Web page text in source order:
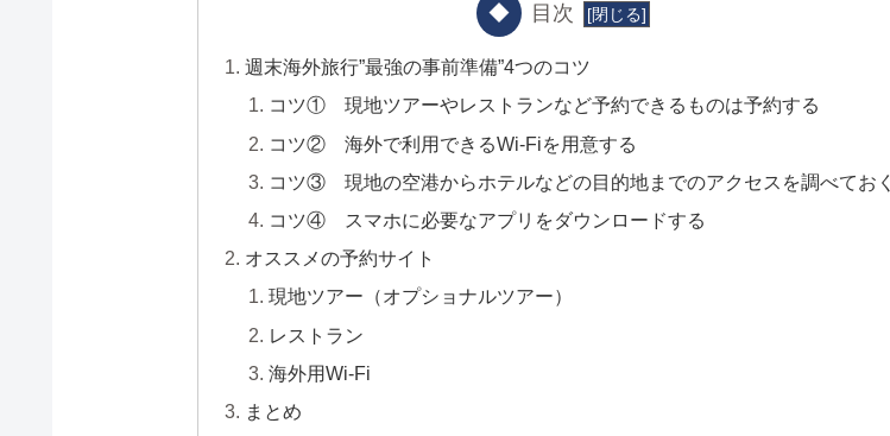
目次
週末海外旅行”最強の事前準備”4つのコツ
コツ① 現地ツアーやレストランなど予約できるものは予約する
コツ② 海外で利用できるWi-Fiを用意する
コツ③ 現地の空港からホテルなどの目的地までのアクセスを調べておく
コツ④ スマホに必要なアプリをダウンロードする
オススメの予約サイト
現地ツアー（オプショナルツアー）
レストラン
海外用Wi-Fi
まとめ